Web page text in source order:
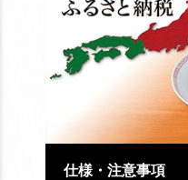
仕様・注意事項